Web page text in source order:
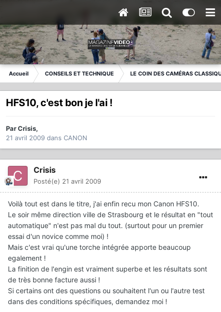
Accueil CONSEILS ET TECHNIQUE LE COIN DES CAMÉRAS
HFS10, c'est bon je l'ai !
ParCrisis,
21 avril 2009 dans CANON
Crisis
Posté(e) 21 avril 2009
Voilà tout est dans le titre, j'ai enfin recu mon Canon HFS10.
Le soir même direction ville de Strasbourg et le résultat en "tout
automatique" n'est pas mal du tout. (surtout pour un premier
essai d'un novice comme moi) !
Mais c'est vrai qu'une torche intégrée apporte beaucoup
egalement !
La finition de l'engin est vraiment superbe et les résultats sont
de très bonne facture aussi !
Si certains ont des questions ou souhaitent l'un ou l'autre test
dans des conditions spécifiques, demandez moi !